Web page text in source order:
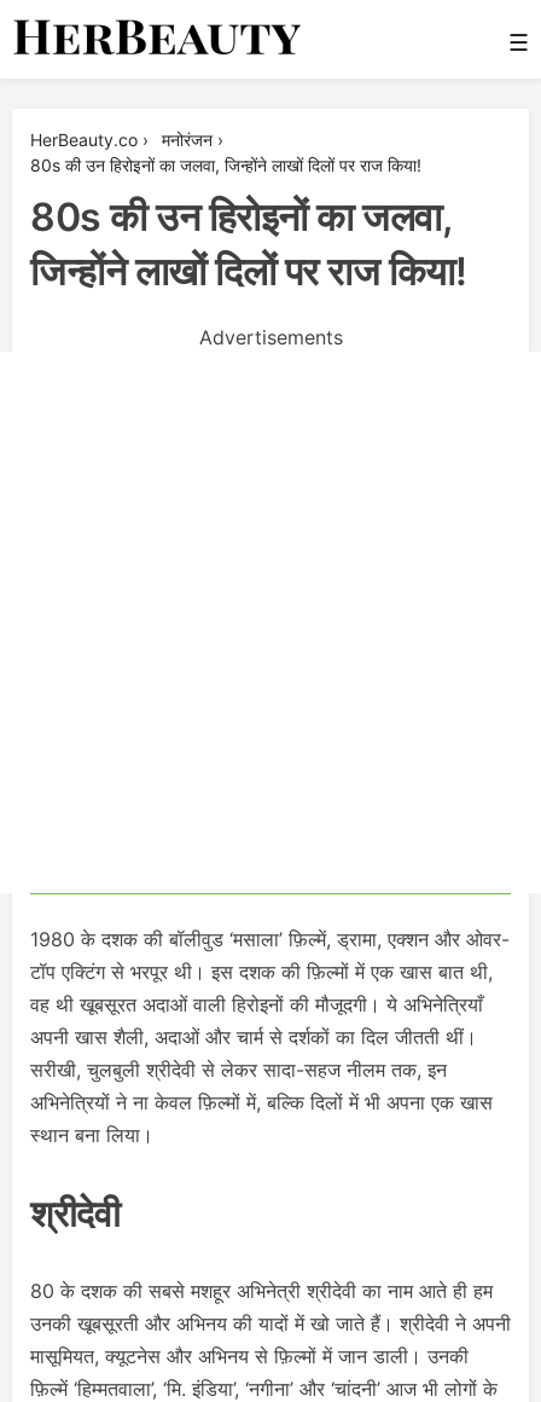
Skip
☰
HerBeauty.co › मनोरंजन ›
80s की उन हिरोइनों का जलवा, जिन्होंने लाखों दिलों पर राज किया!
80s की उन हिरोइनों का जलवा,
जिन्होंने लाखों दिलों पर राज किया!
Advertisements
1980 के दशक की बॉलीवुड ‘मसाला’ फ़िल्में, ड्रामा, एक्शन और ओवर-
टॉप एक्टिंग से भरपूर थी। इस दशक की फ़िल्मों में एक खास बात थी,
वह थी खूबसूरत अदाओं वाली हिरोइनों की मौजूदगी। ये अभिनेत्रियाँ
अपनी खास शैली, अदाओं और चार्म से दर्शकों का दिल जीतती थीं।
सरीखी, चुलबुली श्रीदेवी से लेकर सादा-सहज नीलम तक, इन
अभिनेत्रियों ने ना केवल फ़िल्मों में, बल्कि दिलों में भी अपना एक खास
स्थान बना लिया।
श्रीदेवी
80 के दशक की सबसे मशहूर अभिनेत्री श्रीदेवी का नाम आते ही हम
उनकी खूबसूरती और अभिनय की यादों में खो जाते हैं। श्रीदेवी ने अपनी
मासूमियत, क्यूटनेस और अभिनय से फ़िल्मों में जान डाली। उनकी
फ़िल्में ‘हिम्मतवाला’, ‘मि. इंडिया’, ‘नगीना’ और ‘चांदनी’ आज भी लोगों के